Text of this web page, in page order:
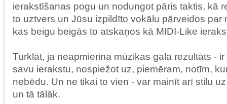
ierakstīšanas pogu un nodungot pāris taktis, kā
to uztvers un Jūsu izpildīto vokālu pārveidos par
kas beigu beigās to atskaņos kā MIDI-Like
Turklāt, ja neapmierina mūzikas gala rezultāts -
savu ierakstu, nospiežot uz, piemēram, notīm,
nebēdu. Un ne tikai to vien - var mainīt arī stilu
un tā tālāk.